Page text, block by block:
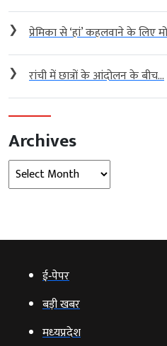
❯ प्रेमिका से ‘हां’ कहलवाने के लिए
❯ रांची में छात्रों के आंदोलन के बीच...
Archives
Archives
ई‑पेपर
बड़ी खबर
मध्‍यप्रदेश